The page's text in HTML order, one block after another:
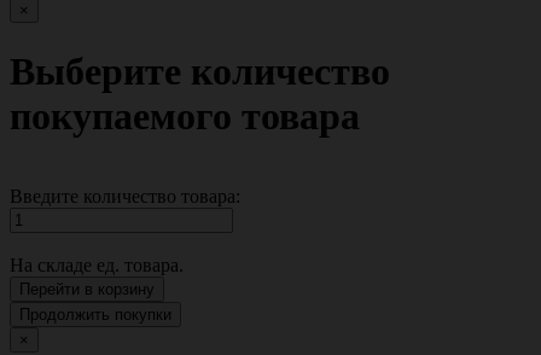
×
Выберите количество
покупаемого товара
Введите количество товара:
На складе ед. товара.
Перейти в корзину
Продолжить покупки
×